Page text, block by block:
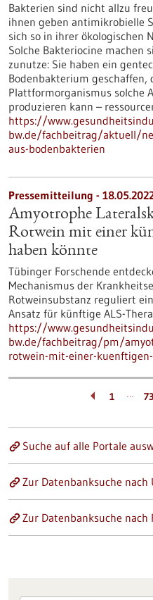
Bakterien sind nicht allzu
ihnen geben antimikrobielle
sich so in ihrer ökologischen
Solche Bakteriocine machen
zunutze: Sie haben ein
Bodenbakterium geschaffen,
Plattformorganismus solche
produzieren kann –
https://
bw.de/fachbeitrag/aktuell/
aus-bodenbakterien
Pressemitteilung -
Amyotrophe
Rotwein mit einer
haben könnte
Tübinger Forschende
Mechanismus der
Rotweinsubstanz reguliert
Ansatz für künftige ALS-
https://
bw.de/fachbeitrag/pm/
rotwein-mit-einer-
1 … 73
Suche auf alle Portale
Zur Datenbanksuche
Zur Datenbanksuche